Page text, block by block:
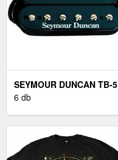
SEYMOUR DUNCAN TB-5
BLACK
6 db